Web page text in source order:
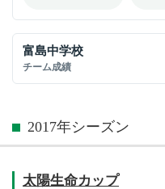
富島中学校
チーム成績
2017年シーズン
太陽生命カップ